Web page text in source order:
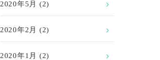
2020年5月 (2)
2020年2月 (2)
2020年1月 (2)